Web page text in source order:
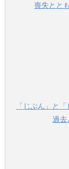
喪失とと
「じぶん」と
過去